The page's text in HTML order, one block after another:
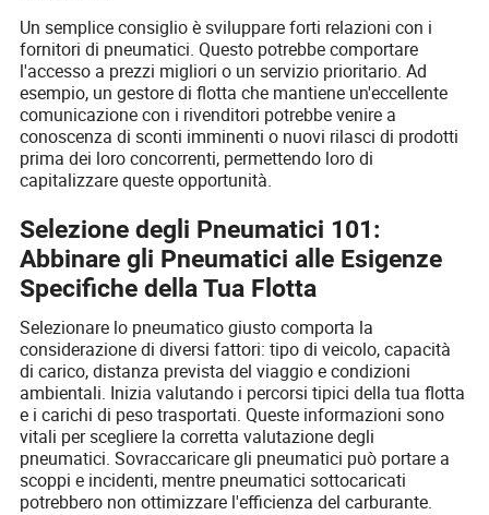
Un semplice consiglio è sviluppare forti relazioni con i
fornitori di pneumatici. Questo potrebbe comportare
l'accesso a prezzi migliori o un servizio prioritario. Ad
esempio, un gestore di flotta che mantiene un'eccellente
comunicazione con i rivenditori potrebbe venire a
conoscenza di sconti imminenti o nuovi rilasci di prodotti
prima dei loro concorrenti, permettendo loro di
capitalizzare queste opportunità.
Selezione degli Pneumatici 101:
Abbinare gli Pneumatici alle Esigenze
Specifiche della Tua Flotta
Selezionare lo pneumatico giusto comporta la
considerazione di diversi fattori: tipo di veicolo, capacità
di carico, distanza prevista del viaggio e condizioni
ambientali. Inizia valutando i percorsi tipici della tua flotta
e i carichi di peso trasportati. Queste informazioni sono
vitali per scegliere la corretta valutazione degli
pneumatici. Sovraccaricare gli pneumatici può portare a
scoppi e incidenti, mentre pneumatici sottocaricati
potrebbero non ottimizzare l'efficienza del carburante.